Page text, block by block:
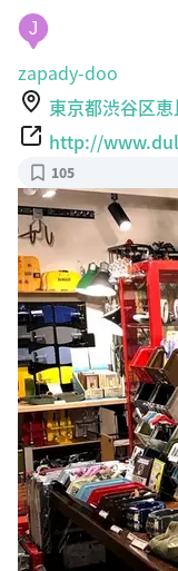
J
zapady-doo
東京都渋谷区
http://
105